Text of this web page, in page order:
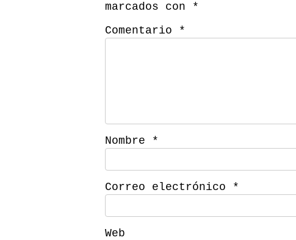
marcados con *
Comentario *
Nombre *
Correo electrónico *
Web